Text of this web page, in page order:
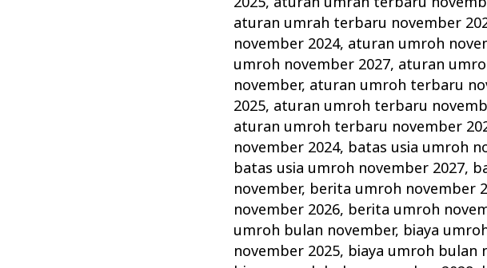
aturan umrah terbaru november
november 2024, aturan umroh
umroh november 2027, aturan
november, aturan umroh terbaru
2025, aturan umroh terbaru
aturan umroh terbaru november
november 2024, batas usia umroh
batas usia umroh november 2027,
november, berita umroh november
november 2026, berita umroh
umroh bulan november, biaya
november 2025, biaya umroh bulan
ini
Lengkap
Alhijaz
Indowisata